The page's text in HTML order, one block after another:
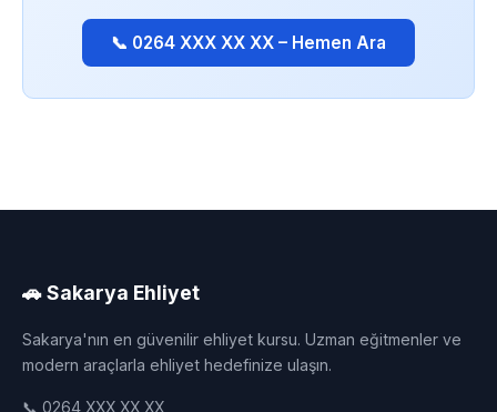
📞 0264 XXX XX XX – Hemen Ara
🚗 Sakarya Ehliyet
Sakarya'nın en güvenilir ehliyet kursu. Uzman eğitmenler ve
modern araçlarla ehliyet hedefinize ulaşın.
📞 0264 XXX XX XX